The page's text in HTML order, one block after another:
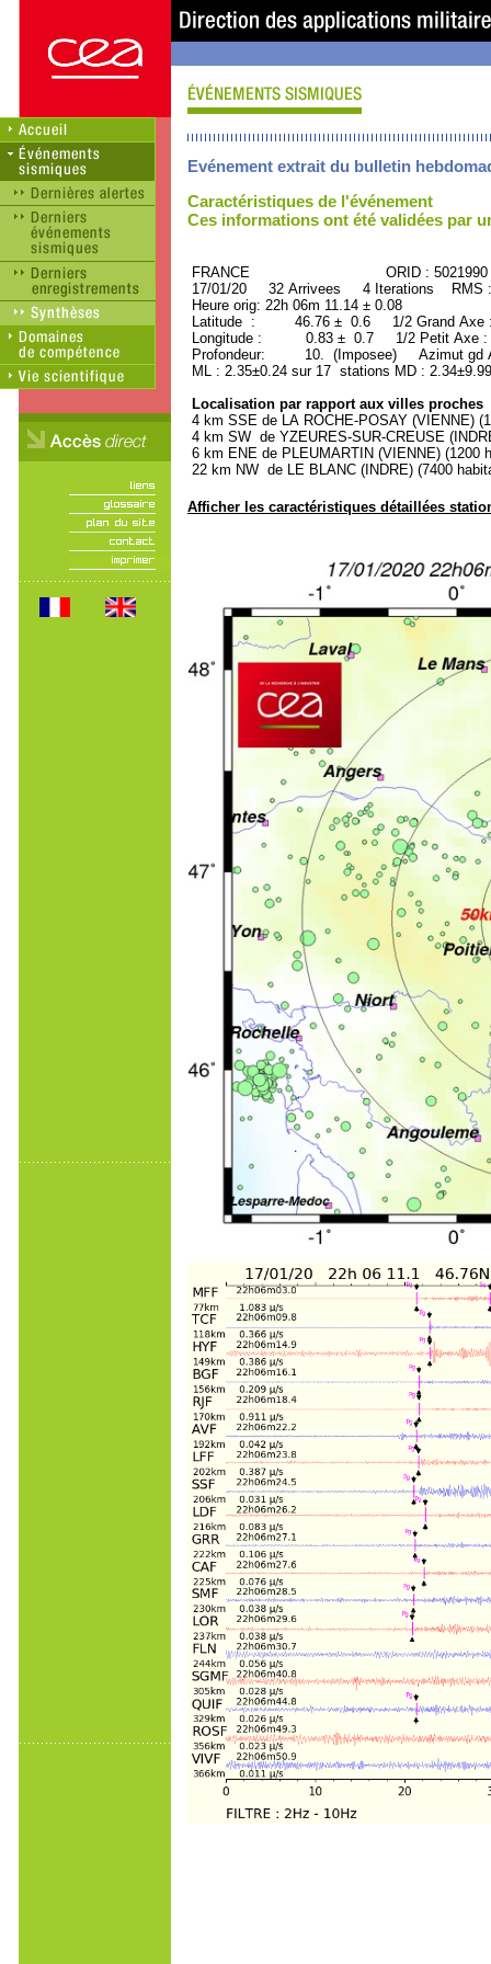
Evénement extrait du bulletin
Caractéristiques de l'événement
Ces informations ont été validées par
FRANCE ORID : 5021990
17/01/20 32 Arrivees 4 Iterations RMS
Heure orig: 22h 06m 11.14 ± 0.08
Latitude : 46.76 ± 0.6 1/2 Grand
Longitude : 0.83 ± 0.7 1/2 Petit Axe
Profondeur: 10. (Imposee) Azimut gd
ML : 2.35±0.24 sur 17 stations MD :
Localisation par rapport aux villes proches
4 km SSE de LA ROCHE-POSAY (VIENNE)
4 km SW de YZEURES-SUR-CREUSE
6 km ENE de PLEUMARTIN (VIENNE) (1200
22 km NW de LE BLANC (INDRE) (7400
Afficher les caractéristiques détaillées